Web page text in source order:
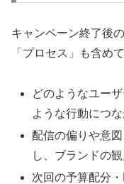
キャンペーン終了後
「プロセス」も含め
どのようなユー
ような行動につ
配信の偏りや意
し、ブランドの
次回の予算配分